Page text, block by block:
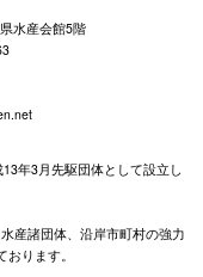
水産会館5階
年3月先駆団体として設立し
産諸団体、沿岸市町村の強力
ります。